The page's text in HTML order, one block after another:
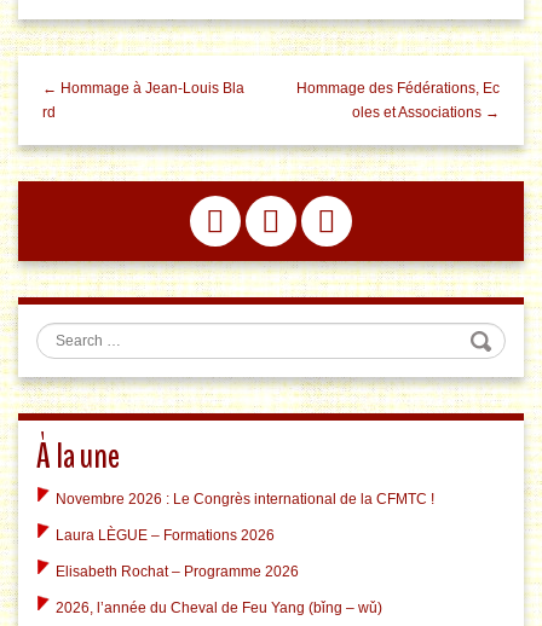
← Hommage à Jean-Louis Bla
rd
Hommage des Fédérations, Ec
oles et Associations →
Search
À la une
Novembre 2026 : Le Congrès international de la CFMTC !
Laura LÈGUE – Formations 2026
Elisabeth Rochat – Programme 2026
2026, l’année du Cheval de Feu Yang (bǐng – wǔ)